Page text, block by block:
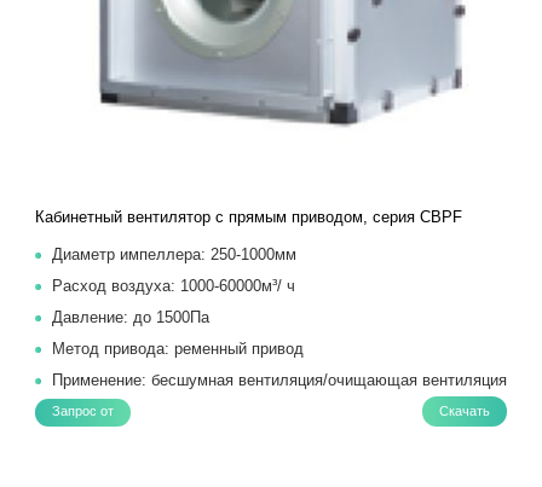
Кабинетный вентилятор с прямым приводом, серия CBPF
Диаметр импеллера: 250-1000мм
Расход воздуха: 1000-60000м³/ ч
Давление: до 1500Па
Метод привода: ременный привод
Применение: бесшумная вентиляция/очищающая вентиляция
Запрос от Скачать